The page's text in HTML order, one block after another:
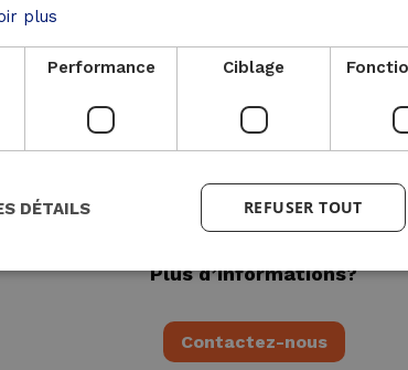
En combinant ainsi une
nous transformons la chaleur «
clients ! De cette manière, ils
aussi du CO2. Après tout, une
produite par une chaudière à
au processus peut être verte,
solaire.
Plus d’informations?
Contactez-nous
plus
Performance Ciblage
REFUSER TOUT
DÉTAILS